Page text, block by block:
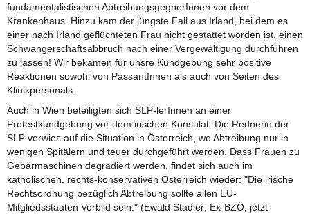
fundamentalistischen AbtreibungsgegnerInnen vor dem
Krankenhaus. Hinzu kam der jüngste Fall aus Irland, bei dem es
einer nach Irland geflüchteten Frau nicht gestattet worden ist, einen
Schwangerschaftsabbruch nach einer Vergewaltigung durchführen
zu lassen! Wir bekamen für unsre Kundgebung sehr positive
Reaktionen sowohl von PassantInnen als auch von Seiten des
Klinikpersonals.
Auch in Wien beteiligten sich SLP-lerInnen an einer
Protestkundgebung vor dem irischen Konsulat. Die Rednerin der
SLP verwies auf die Situation in Österreich, wo Abtreibung nur in
wenigen Spitälern und teuer durchgeführt werden. Dass Frauen zu
Gebärmaschinen degradiert werden, findet sich auch im
katholischen, rechts-konservativen Österreich wieder: "Die irische
Rechtsordnung bezüglich Abtreibung sollte allen EU-
Mitgliedsstaaten Vorbild sein." (Ewald Stadler; Ex-BZÖ, jetzt